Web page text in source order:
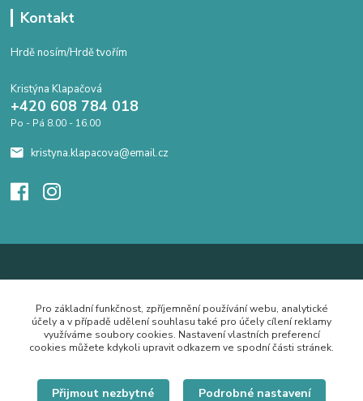
Kontakt
Hrdě nosím/Hrdě tvořím
Kristýna Klapačová
+420 608 784 018
Po - Pá 8.00 - 16.00
kristyna.klapacova@email.cz
Pro základní funkčnost, zpříjemnění používání webu, analytické
účely a v případě udělení souhlasu také pro účely cílení reklamy
využíváme soubory cookies. Nastavení vlastních preferencí
cookies můžete kdykoli upravit odkazem ve spodní části stránek.
Přijmout nezbytné Podrobné nastavení